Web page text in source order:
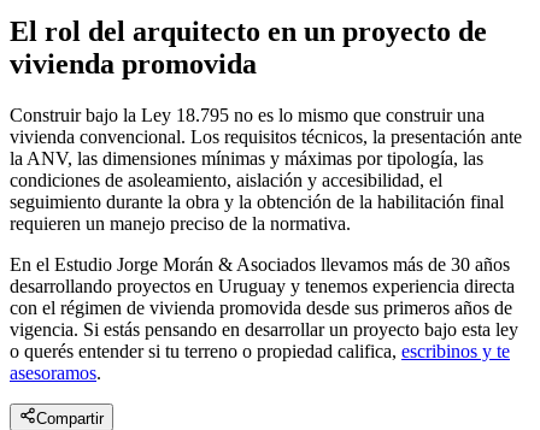
El rol del arquitecto en un proyecto de
vivienda promovida
Construir bajo la Ley 18.795 no es lo mismo que construir una
vivienda convencional. Los requisitos técnicos, la presentación ante
la ANV, las dimensiones mínimas y máximas por tipología, las
condiciones de asoleamiento, aislación y accesibilidad, el
seguimiento durante la obra y la obtención de la habilitación final
requieren un manejo preciso de la normativa.
En el Estudio Jorge Morán & Asociados llevamos más de 30 años
desarrollando proyectos en Uruguay y tenemos experiencia directa
con el régimen de vivienda promovida desde sus primeros años de
vigencia. Si estás pensando en desarrollar un proyecto bajo esta ley
o querés entender si tu terreno o propiedad califica, escribinos y te
asesoramos.
Compartir